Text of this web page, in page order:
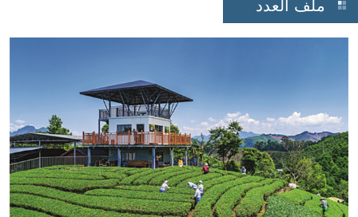
ملف العدد